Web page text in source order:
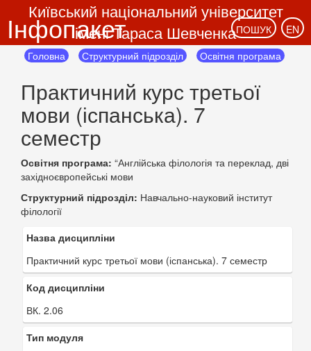
Інфопакет
Київський національний університет
імені Тараса ШевченкаПОШУК
EN
Головна
Структурний підрозділ Освітня програма
Практичний курс третьої
мови (іспанська). 7
семестр
Освітня програма: “Англійська філологія та переклад, дві
західноєвропейські мови
Структурний підрозділ: Навчально-науковий інститут
філології
Назва дисципліни
Практичний курс третьої мови (іспанська). 7 семестр
Код дисципліни
ВК. 2.06
Тип модуля